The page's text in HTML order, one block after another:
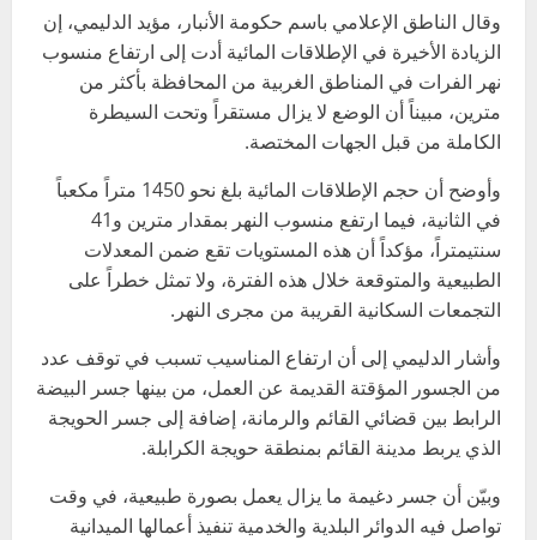
وقال الناطق الإعلامي باسم حكومة الأنبار، مؤيد الدليمي، إن
الزيادة الأخيرة في الإطلاقات المائية أدت إلى ارتفاع منسوب
نهر الفرات في المناطق الغربية من المحافظة بأكثر من
مترين، مبيناً أن الوضع لا يزال مستقراً وتحت السيطرة
الكاملة من قبل الجهات المختصة.
وأوضح أن حجم الإطلاقات المائية بلغ نحو 1450 متراً مكعباً
في الثانية، فيما ارتفع منسوب النهر بمقدار مترين و41
سنتيمتراً، مؤكداً أن هذه المستويات تقع ضمن المعدلات
الطبيعية والمتوقعة خلال هذه الفترة، ولا تمثل خطراً على
التجمعات السكانية القريبة من مجرى النهر.
وأشار الدليمي إلى أن ارتفاع المناسيب تسبب في توقف عدد
من الجسور المؤقتة القديمة عن العمل، من بينها جسر البيضة
الرابط بين قضائي القائم والرمانة، إضافة إلى جسر الحويجة
الذي يربط مدينة القائم بمنطقة حويجة الكرابلة.
وبيّن أن جسر دغيمة ما يزال يعمل بصورة طبيعية، في وقت
تواصل فيه الدوائر البلدية والخدمية تنفيذ أعمالها الميدانية